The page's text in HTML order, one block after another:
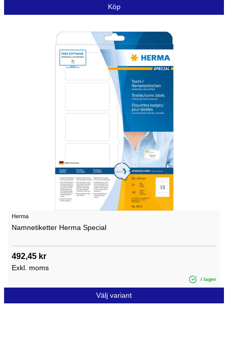
Köp
Herma
Namnetiketter Herma Special
492,45 kr
Exkl. moms
i lager
Välj variant